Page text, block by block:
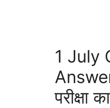
1 July
Answer
परीक्षा